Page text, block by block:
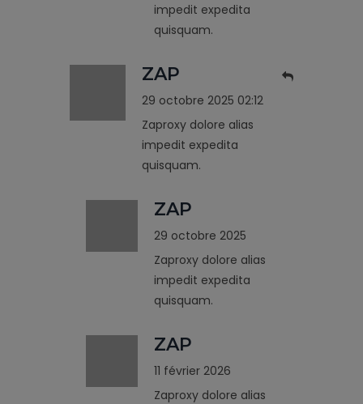
impedit expedita
quisquam.
ZAP
29 octobre 2025 02:12
Zaproxy dolore alias
impedit expedita
quisquam.
ZAP
29 octobre 2025
Zaproxy dolore alias
impedit expedita
quisquam.
ZAP
11 février 2026
Zaproxy dolore alias